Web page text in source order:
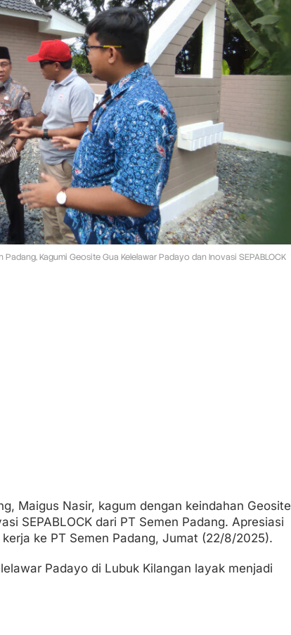
Kagumi Geosite Gua Kelelawar Padayo dan Inovasi SEPABLOCK
Maigus Nasir, kagum dengan keindahan Geosite
SEPABLOCK dari PT Semen Padang. Apresiasi
ke PT Semen Padang, Jumat (22/8/2025).
Padayo di Lubuk Kilangan layak menjadi